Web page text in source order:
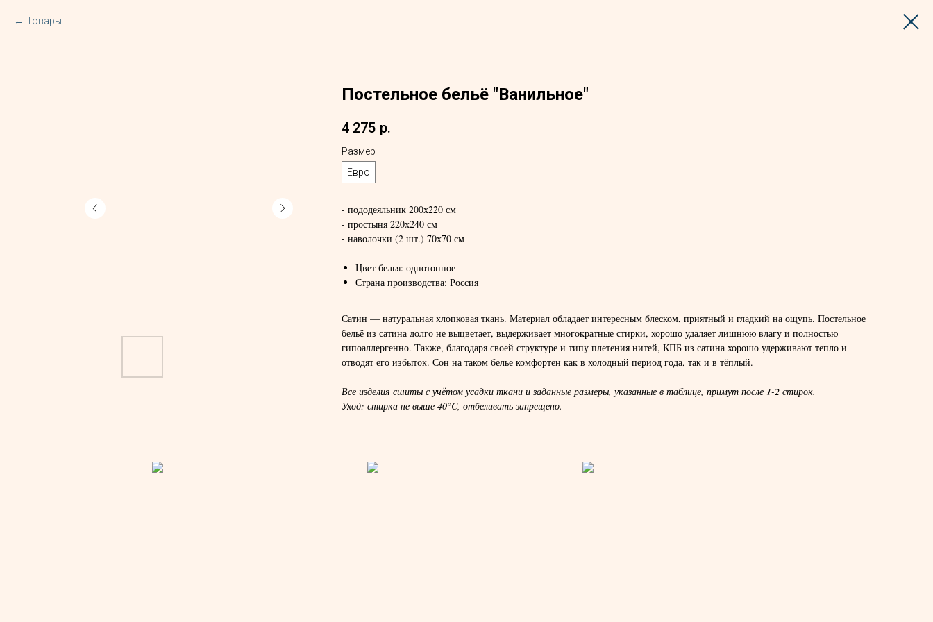
Товары
Постельное бельё "Ванильное"
4 275 р.
Размер
Евро
- пододеяльник 200х220 см
- простыня 220х240 см
- наволочки (2 шт.) 70х70 см
Цвет белья: однотонное
Страна производства: Россия
Сатин — натуральная хлопковая ткань. Материал обладает интересным блеском, приятный и гладкий на ощупь. Постельное
бельё из сатина долго не выцветает, выдерживает многократные стирки, хорошо удаляет лишнюю влагу и полностью
гипоаллергенно. Также, благодаря своей структуре и типу плетения нитей, КПБ из сатина хорошо удерживают тепло и
отводят его избыток. Сон на таком белье комфортен как в холодный период года, так и в тёплый.
Все изделия сшиты с учётом усадки ткани и заданные размеры, указанные в таблице, примут после 1-2 стирок.
Уход: стирка не выше 40°C, отбеливать запрещено.